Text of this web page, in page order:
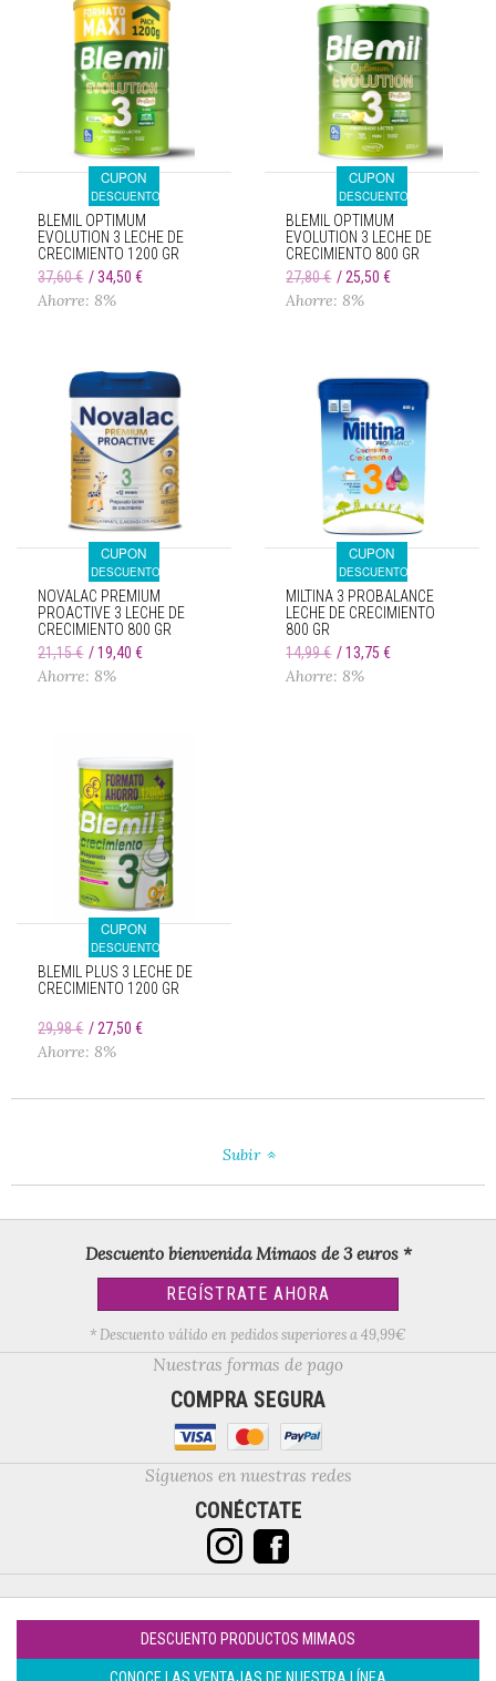
CUPON
DESCUENTO
BLEMIL OPTIMUM
EVOLUTION 3 LECHE DE
CRECIMIENTO 1200 GR
37,60 €
34,50 €
Ahorre: 8%
CUPON
DESCUENTO
BLEMIL OPTIMUM
EVOLUTION 3 LECHE DE
CRECIMIENTO 800 GR
27,80 €
25,50 €
Ahorre: 8%
CUPON
DESCUENTO
NOVALAC PREMIUM
PROACTIVE 3 LECHE DE
CRECIMIENTO 800 GR
21,15 €
19,40 €
Ahorre: 8%
CUPON
DESCUENTO
MILTINA 3 PROBALANCE
LECHE DE CRECIMIENTO
800 GR
14,99 €
13,75 €
Ahorre: 8%
CUPON
DESCUENTO
BLEMIL PLUS 3 LECHE DE
CRECIMIENTO 1200 GR
29,98 € 27,50 €
Ahorre: 8%
Subir
Descuento bienvenida Mimaos de 3 euros *
REGÍSTRATE AHORA
* Descuento válido en pedidos superiores a 49,99€
Nuestras formas de pago
COMPRA SEGURA
Síguenos en nuestras redes
CONÉCTATE
DESCUENTO PRODUCTOS MIMAOS